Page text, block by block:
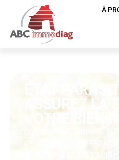
À
ÉTAT
ASSUREZ LA
VOTRE BIEN
DIAGNOSTIQUEURS
8 AGENCES EN FRANCE
INTERVENTION RAPIDE